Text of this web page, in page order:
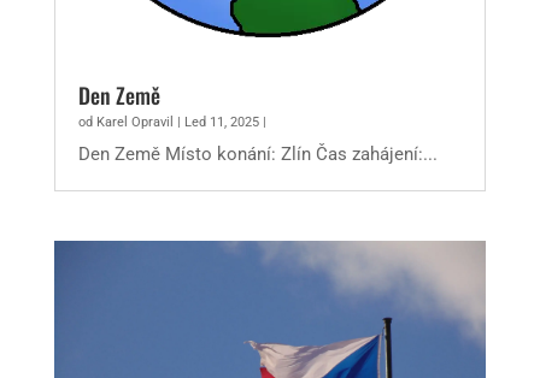
Den Země
od Karel Opravil Led 11, 2025|
Den Země Místo konání: Zlín Čas zahájení:...